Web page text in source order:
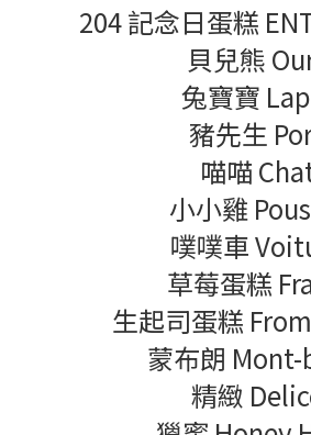
204 記念日蛋糕
貝兒熊
兔寶寶
豬先生
喵喵
小小雞
噗噗車
草莓蛋糕
生起司蛋糕
蒙布朗 Mont-
精緻